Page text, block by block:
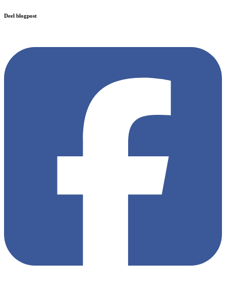
Deel blogpost